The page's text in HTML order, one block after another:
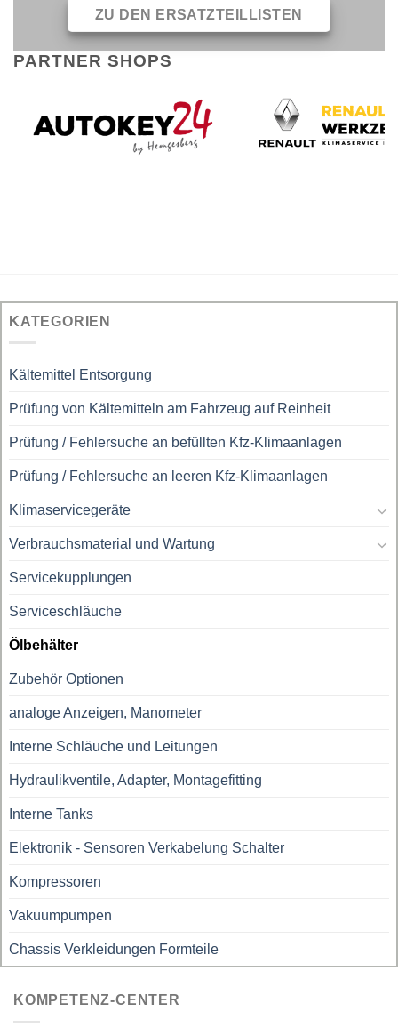
ZU DEN ERSATZTEILLISTEN
PARTNER SHOPS
KATEGORIEN
Kältemittel Entsorgung
Prüfung von Kältemitteln am Fahrzeug auf Reinheit
Prüfung / Fehlersuche an befüllten Kfz-Klimaanlagen
Prüfung / Fehlersuche an leeren Kfz-Klimaanlagen
Klimaservicegeräte
Verbrauchsmaterial und Wartung
Servicekupplungen
Serviceschläuche
Ölbehälter
Zubehör Optionen
analoge Anzeigen, Manometer
Interne Schläuche und Leitungen
Hydraulikventile, Adapter, Montagefitting
Interne Tanks
Elektronik - Sensoren Verkabelung Schalter
Kompressoren
Vakuumpumpen
Chassis Verkleidungen Formteile
KOMPETENZ-CENTER